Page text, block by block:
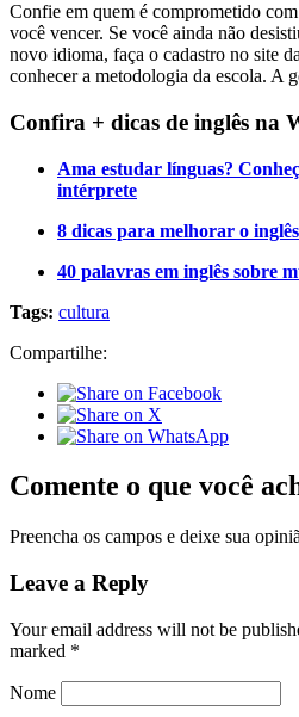
Confie em quem é comprometido
você vencer. Se você ainda não
novo idioma, faça o cadastro no site
conhecer a metodologia da escola. A
Confira + dicas de inglês na
Ama estudar línguas?
intérprete
8 dicas para melhorar o inglês
40 palavras em inglês sobre
Tags: cultura
Compartilhe:
Comente o que você
Preencha os campos e deixe sua
Leave a Reply
Your email address will not be
marked *
Nome